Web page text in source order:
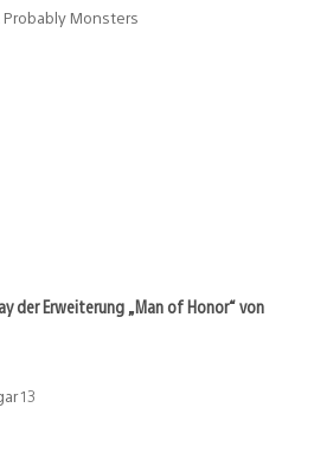
Monsters
der Erweiterung „Man of Honor“ von
13